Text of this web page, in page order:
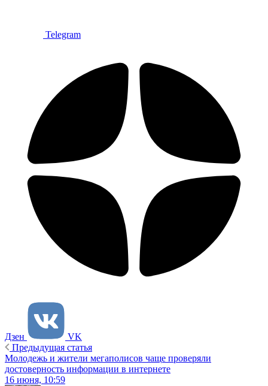
Telegram
Дзен
VK
Предыдущая статья
Молодежь и жители мегаполисов чаще проверяли
достоверность информации в интернете
16 июня, 10:59